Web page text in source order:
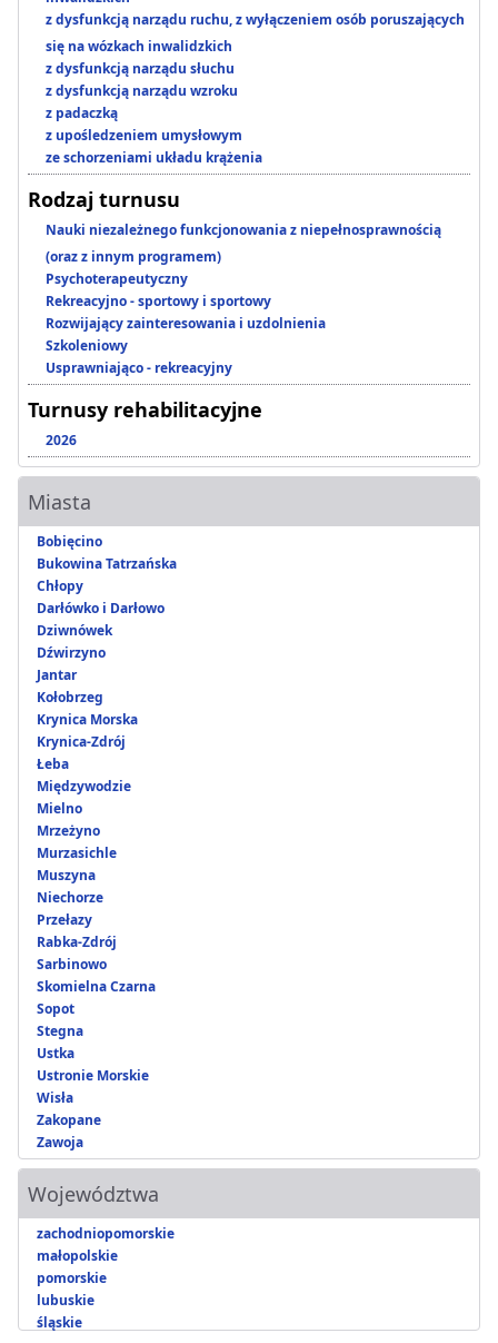
z dysfunkcją narządu ruchu, z wyłączeniem osób poruszających
się na wózkach inwalidzkich
z dysfunkcją narządu słuchu
z dysfunkcją narządu wzroku
z padaczką
z upośledzeniem umysłowym
ze schorzeniami układu krążenia
Rodzaj turnusu
Nauki niezależnego funkcjonowania z niepełnosprawnością
(oraz z innym programem)
Psychoterapeutyczny
Rekreacyjno - sportowy i sportowy
Rozwijający zainteresowania i uzdolnienia
Szkoleniowy
Usprawniająco - rekreacyjny
Turnusy rehabilitacyjne
2026
Miasta
Bobięcino
Bukowina Tatrzańska
Chłopy
Darłówko i Darłowo
Dziwnówek
Dźwirzyno
Jantar
Kołobrzeg
Krynica Morska
Krynica-Zdrój
Łeba
Międzywodzie
Mielno
Mrzeżyno
Murzasichle
Muszyna
Niechorze
Przełazy
Rabka-Zdrój
Sarbinowo
Skomielna Czarna
Sopot
Stegna
Ustka
Ustronie Morskie
Wisła
Zakopane
Zawoja
Województwa
zachodniopomorskie
małopolskie
pomorskie
lubuskie
śląskie